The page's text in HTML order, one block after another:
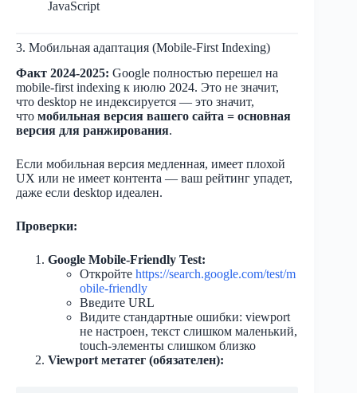
JavaScript
3. Мобильная адаптация (Mobile-First Indexing)
Факт 2024-2025: Google полностью перешел на
mobile-first indexing к июлю 2024. Это не значит,
что desktop не индексируется — это значит,
что мобильная версия вашего сайта = основная
версия для ранжирования.
Если мобильная версия медленная, имеет плохой
UX или не имеет контента — ваш рейтинг упадет,
даже если desktop идеален.
Проверки:
Google Mobile-Friendly Test:
Откройте https://search.google.com/test/m
obile-friendly
Введите URL
Видите стандартные ошибки: viewport
не настроен, текст слишком маленький,
touch-элементы слишком близко
Viewport метатег (обязателен):